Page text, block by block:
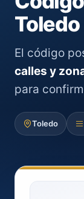
Toledo
El código
calles y
para
Toledo